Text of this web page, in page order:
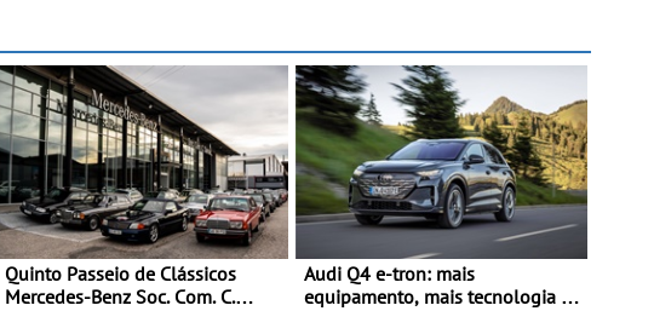
Quinto Passeio de Clássicos
Mercedes-Benz Soc. Com. C.
Audi Q4 e-tron: mais
equipamento, mais tecnologia e